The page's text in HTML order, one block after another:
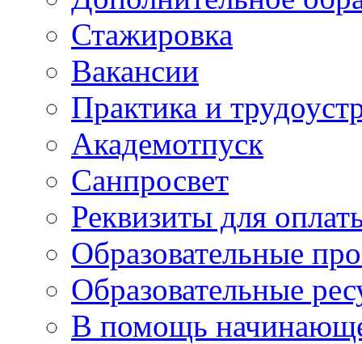
Стажировка
Вакансии
Практика и
Академотпуск
Санпросвет
Реквизиты для
Образовательные
Образовательные
В помощь